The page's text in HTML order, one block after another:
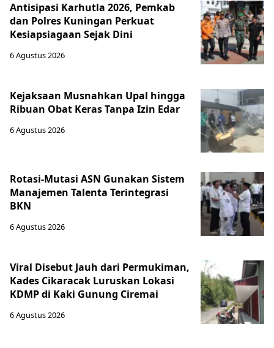
Antisipasi Karhutla 2026, Pemkab
dan Polres Kuningan Perkuat
Kesiapsiagaan Sejak Dini
6 Agustus 2026
Kejaksaan Musnahkan Upal hingga
Ribuan Obat Keras Tanpa Izin Edar
6 Agustus 2026
Rotasi-Mutasi ASN Gunakan Sistem
Manajemen Talenta Terintegrasi
BKN
6 Agustus 2026
Viral Disebut Jauh dari Permukiman,
Kades Cikaracak Luruskan Lokasi
KDMP di Kaki Gunung Ciremai
6 Agustus 2026